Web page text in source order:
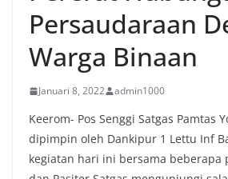
Persaudaraan
Warga Binaan
Januari 8, 2022 admin1000
Keerom- Pos Senggi Satgas Pamtas
dipimpin oleh Dankipur 1 Lettu Inf
kegiatan hari ini bersama beberapa